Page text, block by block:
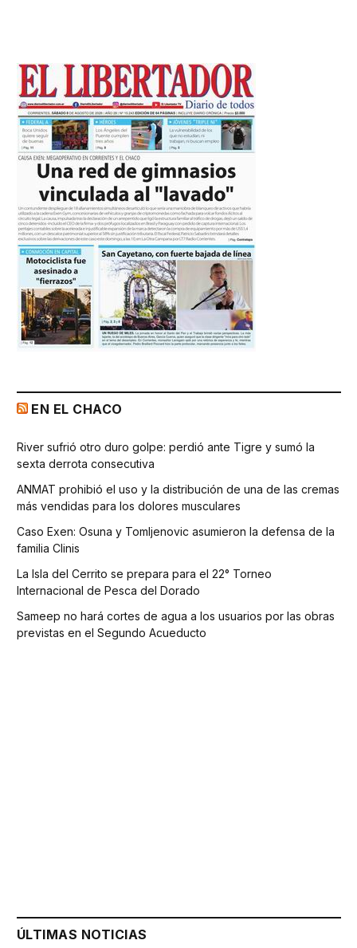
EN EL CHACO
River sufrió otro duro golpe: perdió ante Tigre y sumó la
sexta derrota consecutiva
ANMAT prohibió el uso y la distribución de una de las cremas
más vendidas para los dolores musculares
Caso Exen: Osuna y Tomljenovic asumieron la defensa de la
familia Clinis
La Isla del Cerrito se prepara para el 22° Torneo
Internacional de Pesca del Dorado
Sameep no hará cortes de agua a los usuarios por las obras
previstas en el Segundo Acueducto
ÚLTIMAS NOTICIAS